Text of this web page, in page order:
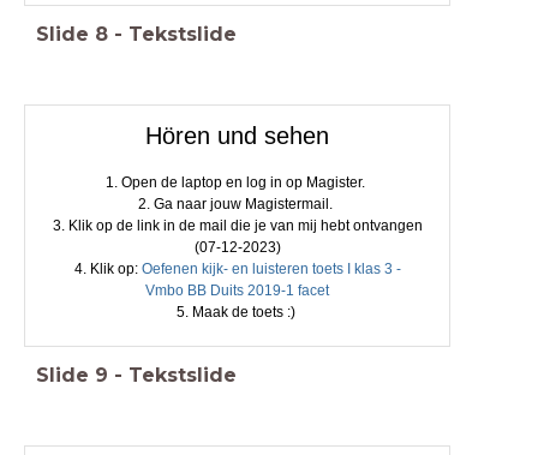
Slide 8 - Tekstslide
Hören und sehen
1. Open de laptop en log in op Magister.
2. Ga naar jouw Magistermail.
3. Klik op de link in de mail die je van mij hebt ontvangen
(07-12-2023)
4. Klik op: Oefenen kijk- en luisteren toets I klas 3 -
Vmbo BB Duits 2019-1 facet
5. Maak de toets :)
Slide 9 - Tekstslide